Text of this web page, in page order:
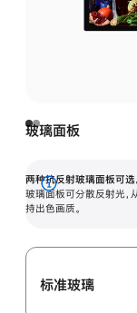
玻璃面板
两种抗反射玻璃面板可选
玻璃面板可分散反射光，
持出色画质。
展
开
标准玻璃